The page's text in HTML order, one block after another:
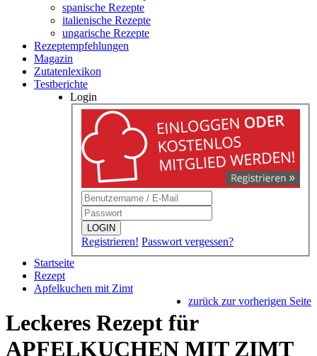
spanische Rezepte
italienische Rezepte
ungarische Rezepte
Rezeptempfehlungen
Magazin
Zutatenlexikon
Testberichte
Login
LOGIN
Registrieren! Passwort vergessen?
Startseite
Rezept
Apfelkuchen mit Zimt
zurück zur vorherigen Seite
Leckeres Rezept für
APFELKUCHEN MIT ZIMT